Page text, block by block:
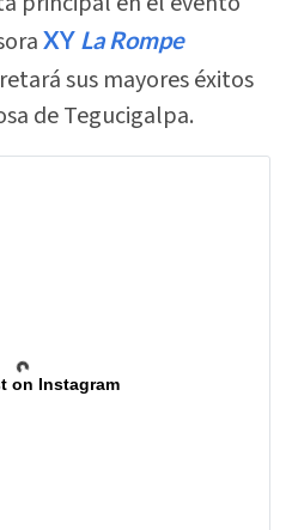
XY La Rompe
sus mayores éxitos
de Tegucigalpa.
on Instagram